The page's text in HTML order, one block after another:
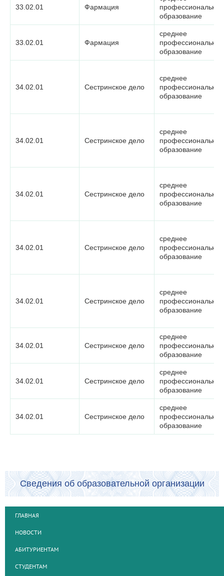
33.02.01 Фармация
профессиональное
образование
33.02.01 Фармация
среднее
профессиональное
образование
34.02.01 Сестринское дело
среднее
профессиональное
образование
34.02.01 Сестринское дело
среднее
профессиональное
образование
34.02.01 Сестринское дело
среднее
профессиональное
образование
34.02.01 Сестринское дело
среднее
профессиональное
образование
34.02.01 Сестринское дело
среднее
профессиональное
образование
34.02.01 Сестринское дело
среднее
профессиональное
образование
34.02.01 Сестринское дело
среднее
профессиональное
образование
34.02.01 Сестринское дело
среднее
профессиональное
образование
Сведения об образовательной организации
ГЛАВНАЯ
НОВОСТИ
АБИТУРИЕНТАМ
СТУДЕНТАМ